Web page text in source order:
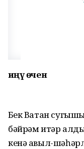
Җиңү өчен
Бөек Ватан
бәйрәм итәр
кенә авыл-